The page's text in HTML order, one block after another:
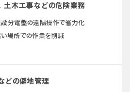
土木工事などの危険業務
分電盤の遠隔操作で省力化
場所での作業を削減
どの僻地管理